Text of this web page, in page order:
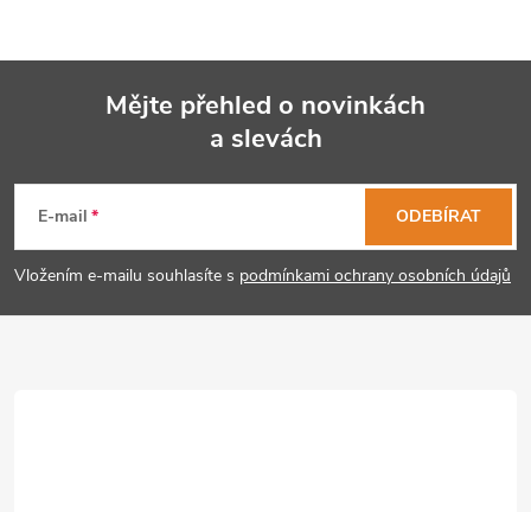
p
a
Mějte přehled o novinkách
a slevách
E-mail
Vložením e-mailu souhlasíte s podmínkami ochrany osobních údajů
ODEBÍRAT